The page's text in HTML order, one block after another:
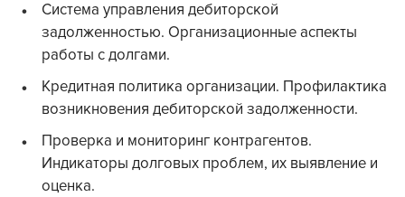
Система управления дебиторской
задолженностью. Организационные аспекты
работы с долгами.
Кредитная политика организации. Профилактика
возникновения дебиторской задолженности.
Проверка и мониторинг контрагентов.
Индикаторы долговых проблем, их выявление и
оценка.